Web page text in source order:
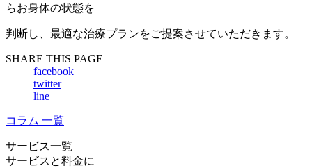
らお身体の状態を
判断し、最適な治療プランをご提案させていただきます。
SHARE THIS PAGE
facebook
twitter
line
コラム 一覧
サービス一覧
サービスと料金に